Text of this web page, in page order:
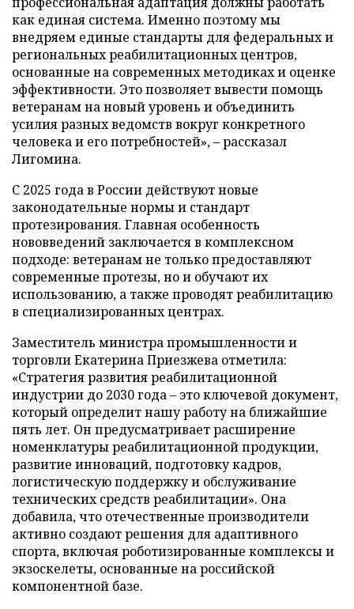
как единая система. Именно поэтому мы
внедряем единые стандарты для федеральных и
региональных реабилитационных центров,
основанные на современных методиках и оценке
эффективности. Это позволяет вывести помощь
ветеранам на новый уровень и объединить
усилия разных ведомств вокруг конкретного
человека и его потребностей», – рассказал
Лигомина.
С 2025 года в России действуют новые
законодательные нормы и стандарт
протезирования. Главная особенность
нововведений заключается в комплексном
подходе: ветеранам не только предоставляют
современные протезы, но и обучают их
использованию, а также проводят реабилитацию
в специализированных центрах.
Заместитель министра промышленности и
торговли Екатерина Приезжева отметила:
«Стратегия развития реабилитационной
индустрии до 2030 года – это ключевой документ,
который определит нашу работу на ближайшие
пять лет. Он предусматривает расширение
номенклатуры реабилитационной продукции,
развитие инноваций, подготовку кадров,
логистическую поддержку и обслуживание
технических средств реабилитации». Она
добавила, что отечественные производители
активно создают решения для адаптивного
спорта, включая роботизированные комплексы и
экзоскелеты, основанные на российской
компонентной базе.